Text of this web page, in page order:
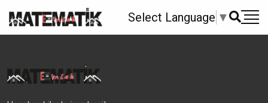
Select Language ▼